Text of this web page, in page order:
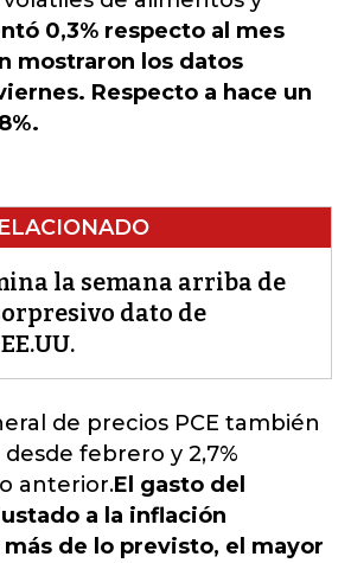
0,3% respecto al mes
mostraron los datos
Respecto a hace un
la semana arriba de
dato de
de precios PCE también
febrero y 2,7%
anterior.El gasto del
a la inflación
más de lo previsto, el mayor